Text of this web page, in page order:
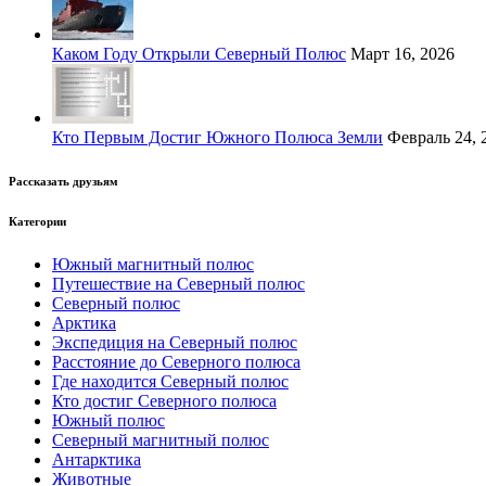
Каком Году Открыли Северный Полюс Март 16, 2026
Кто Первым Достиг Южного Полюса Земли Февраль 24,
Рассказать друзьям
Категории
Южный магнитный полюс
Путешествие на Северный полюс
Северный полюс
Арктика
Экспедиция на Северный полюс
Расстояние до Северного полюса
Где находится Северный полюс
Кто достиг Северного полюса
Южный полюс
Северный магнитный полюс
Антарктика
Животные